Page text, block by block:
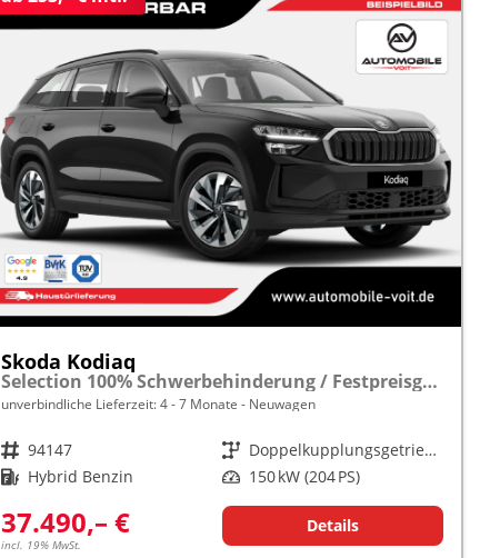
Skoda Kodiaq
Selection 100% Schwerbehinderung / Festpreisgarantie* Modelljahr 1.5 TSI iV PLUG-IN-HYBRID 204PS DSG "Sonderangebot bei Schwerbehinderung" frei konfigurierbar!
unverbindliche Lieferzeit: 4 - 7 Monate Neuwagen
Fahrzeugnr. 94147 Getriebe
Doppelkupplungsgetriebe (DSG)
Kraftstoff Hybrid Benzin Leistung 150 kW (204 PS)
37.490,– €
incl. 19% MwSt.
Details